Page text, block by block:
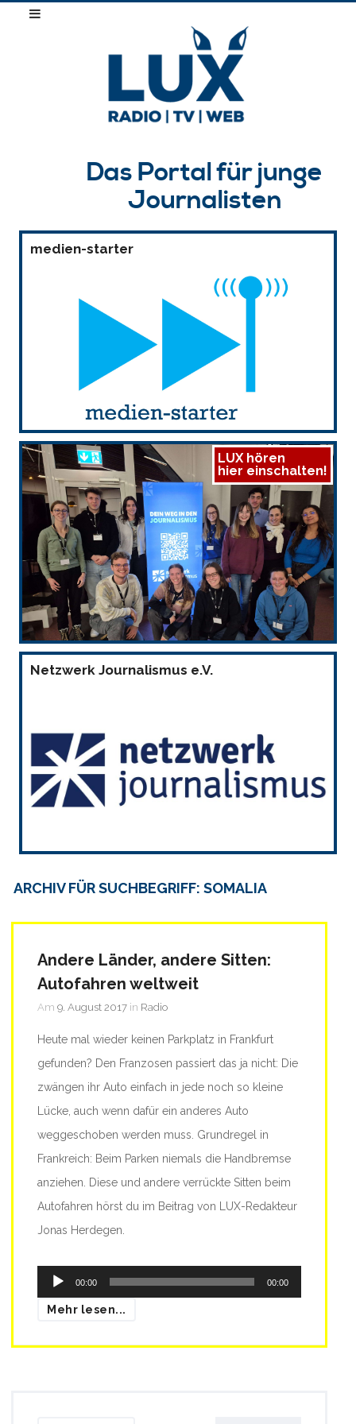
Das Portal für junge
Journalisten
medien-starter
LUX hören
hier einschalten!
Netzwerk Journalismus e.V.
ARCHIV FÜR SUCHBEGRIFF: SOMALIA
Andere Länder, andere Sitten:
Autofahren weltweit
Am 9. August 2017 in Radio
Heute mal wieder keinen Parkplatz in Frankfurt
gefunden? Den Franzosen passiert das ja nicht: Die
zwängen ihr Auto einfach in jede noch so kleine
Lücke, auch wenn dafür ein anderes Auto
weggeschoben werden muss. Grundregel in
Frankreich: Beim Parken niemals die Handbremse
anziehen. Diese und andere verrückte Sitten beim
Autofahren hörst du im Beitrag von LUX-Redakteur
Jonas Herdegen.
Audio-
Player
00:00 00:00
Mehr lesen...